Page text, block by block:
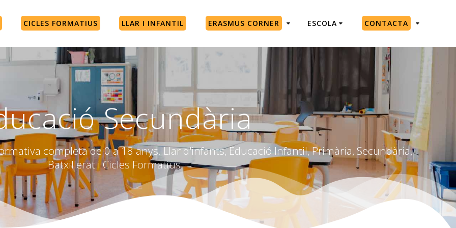
CICLES FORMATIUS LLAR I INFANTIL ERASMUS CORNER ESCOLA CONTACTA
Secundària
completa de 0 a 18 anys. Llar d'infants, Educació Infantil, Primària, Secundària,
Batxillerat i Cicles Formatius